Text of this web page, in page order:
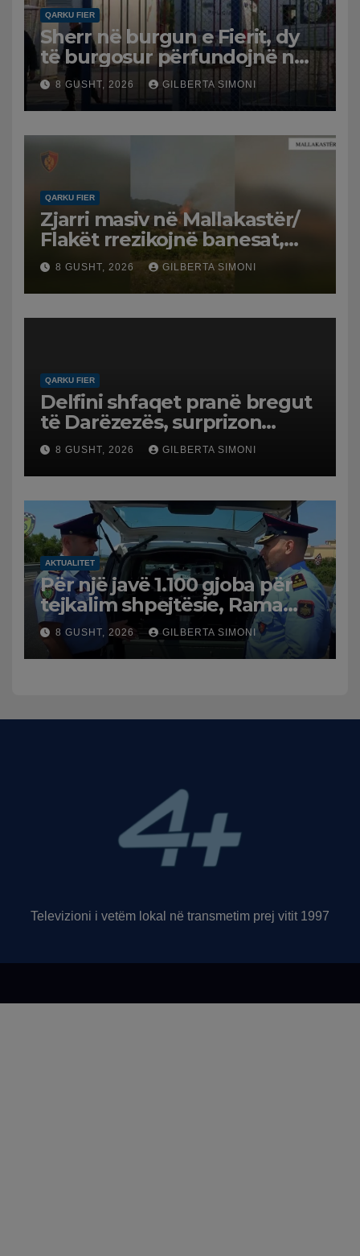
QARKU FIER
Sherr në burgun e Fierit, dy
të burgosur përfundojnë në
spital
8 GUSHT, 2026 GILBERTA SIMONI
QARKU FIER
Zjarri masiv në Mallakastër/
Flakët rrezikojnë banesat,
Policia evakuon disa familje
në Koilac
8 GUSHT, 2026 GILBERTA SIMONI
QARKU FIER
Delfini shfaqet pranë bregut
të Darëzezës, surprizon
pushuesit dhe banorët
8 GUSHT, 2026 GILBERTA SIMONI
AKTUALITET
Për një javë 1.100 gjoba për
tejkalim shpejtësie, Rama
publikon videon: Kamerat e
trafikut së shpejti në
funksion
8 GUSHT, 2026 GILBERTA SIMONI
Televizioni i vetëm lokal në transmetim prej vitit 1997